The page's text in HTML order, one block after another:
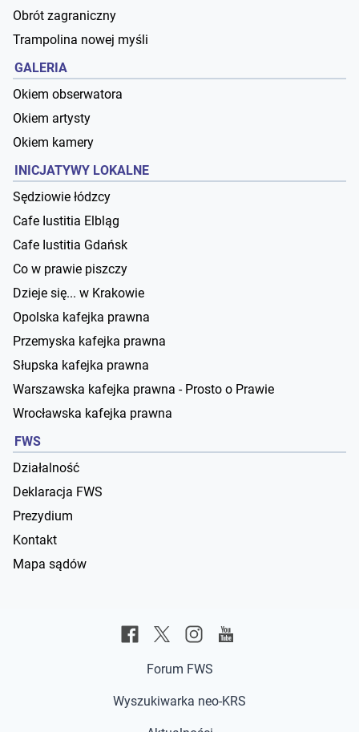
Obrót zagraniczny
Trampolina nowej myśli
GALERIA
Okiem obserwatora
Okiem artysty
Okiem kamery
INICJATYWY LOKALNE
Sędziowie łódzcy
Cafe Iustitia Elbląg
Cafe Iustitia Gdańsk
Co w prawie piszczy
Dzieje się... w Krakowie
Opolska kafejka prawna
Przemyska kafejka prawna
Słupska kafejka prawna
Warszawska kafejka prawna - Prosto o Prawie
Wrocławska kafejka prawna
FWS
Działalność
Deklaracja FWS
Prezydium
Kontakt
Mapa sądów
Forum FWS
Wyszukiwarka neo-KRS